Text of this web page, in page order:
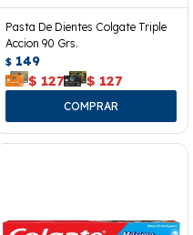
Pasta De Dientes Colgate Triple
Accion 90 Grs.
$ 149
$ 127 $ 127